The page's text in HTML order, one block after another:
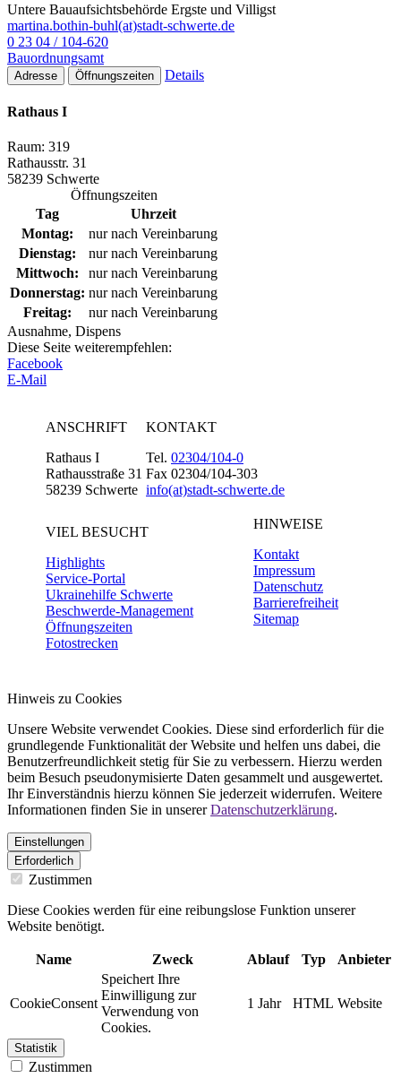
Untere Bauaufsichtsbehörde Ergste und Villigst
martina.bothin-buhl(at)stadt-schwerte.de
0 23 04 / 104-620
Bauordnungsamt
Adresse Öffnungszeiten Details
Rathaus I
Raum: 319
Rathausstr. 31
58239 Schwerte
Öffnungszeiten
Tag
Uhrzeit
Montag:
nur nach Vereinbarung
Dienstag:
nur nach Vereinbarung
Mittwoch:
nur nach Vereinbarung
Donnerstag: nur nach Vereinbarung
Freitag:
nur nach Vereinbarung
Ausnahme, Dispens
Diese Seite weiterempfehlen:
Facebook
E-Mail
ANSCHRIFT
Rathaus I
Rathausstraße 31
58239 Schwerte
KONTAKT
Tel. 02304/104-0
Fax 02304/104-303
info(at)stadt-schwerte.de
VIEL BESUCHT
Highlights
Service-Portal
Ukrainehilfe Schwerte
Beschwerde-Management
Öffnungszeiten
Fotostrecken
HINWEISE
Kontakt
Impressum
Datenschutz
Barrierefreiheit
Sitemap
Hinweis zu Cookies
Unsere Website verwendet Cookies. Diese sind erforderlich für die
grundlegende Funktionalität der Website und helfen uns dabei, die
Benutzerfreundlichkeit stetig für Sie zu verbessern. Hierzu werden
beim Besuch pseudonymisierte Daten gesammelt und ausgewertet.
Ihr Einverständnis hierzu können Sie jederzeit widerrufen. Weitere
Informationen finden Sie in unsererDatenschutzerklärung.
Einstellungen
Erforderlich
Zustimmen
Diese Cookies werden für eine reibungslose Funktion unserer
Website benötigt.
Name Zweck Ablauf Typ Anbieter
CookieConsent
Speichert Ihre
Einwilligung zur
Verwendung von
Cookies.
1 Jahr HTML Website
Statistik
Zustimmen